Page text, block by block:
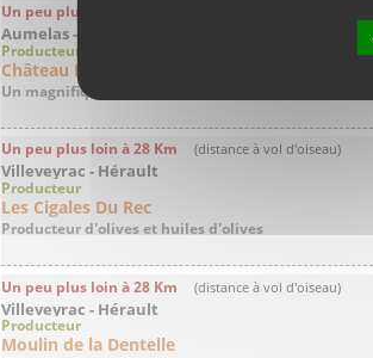
Un peu plus loin à 22 Km
Aumelas - Hérault
Producteur
Château Bas d'Aumelas
Un magnifique domaine en Grés de Montpellier
Un peu plus loin à 28 Km (distance à vol d'oiseau)
Villeveyrac - Hérault
Producteur
Les Cigales Du Rec
Producteur d'olives et huiles d'olives
Un peu plus loin à 28 Km (distance à vol d'oiseau)
Villeveyrac - Hérault
Producteur
Moulin de la Dentelle